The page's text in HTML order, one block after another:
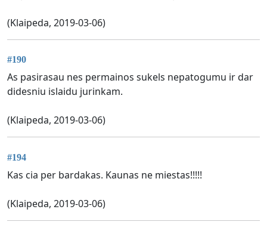
(Klaipeda, 2019-03-06)
#190
As pasirasau nes permainos sukels nepatogumu ir dar
didesniu islaidu jurinkam.
(Klaipeda, 2019-03-06)
#194
Kas cia per bardakas. Kaunas ne miestas!!!!!
(Klaipeda, 2019-03-06)